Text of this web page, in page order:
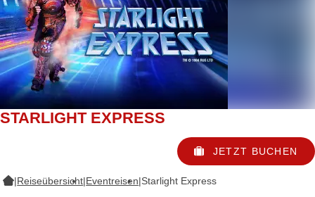
STARLIGHT EXPRESS
JETZT BUCHEN
|Reiseübersicht|Eventreisen|Starlight Express